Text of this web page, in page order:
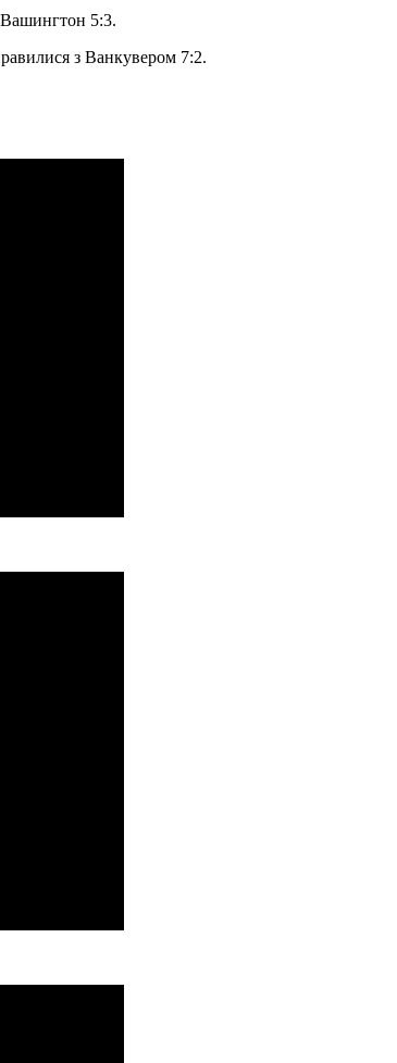
5:3.
з Ванкувером 7:2.